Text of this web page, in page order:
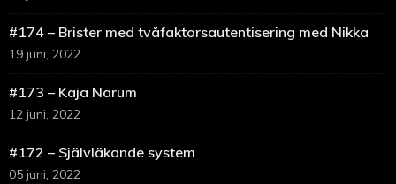
#174 – Brister med tvåfaktorsautentisering med Nikka
19 juni, 2022
#173 – Kaja Narum
12 juni, 2022
#172 – Självläkande system
05 juni, 2022